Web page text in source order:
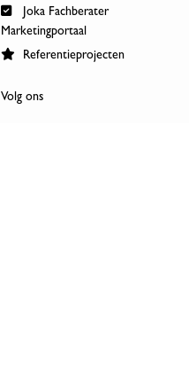
Joka Fachberater
Marketingportaal
Referentieprojecten
Volg ons